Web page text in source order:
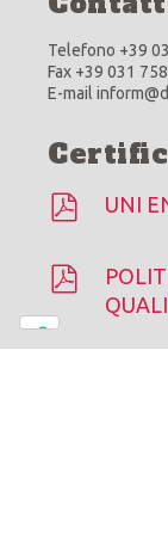
Telefono +39
Fax +39 031
E-mail
UNI